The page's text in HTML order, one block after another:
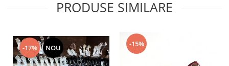
PRODUSE SIMILARE
-17% NOU -15%